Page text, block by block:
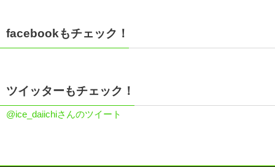
facebookもチェック！
ツイッターもチェック！
@ice_daiichiさんのツイート